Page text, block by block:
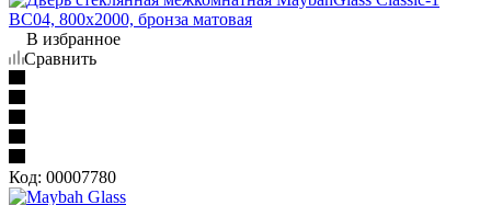
В избранное
Сравнить
Код: 00007780